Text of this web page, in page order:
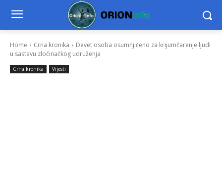
Home Crna kronika
Devet osoba osumnjičeno za krijumčarenje ljudi
u sastavu zločinačkog udruženja
Crna kronika Vijesti